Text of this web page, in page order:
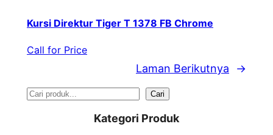
Kursi Direktur Tiger T 1378 FB Chrome
Call for Price
Laman Berikutnya →
S
Cari
Kategori Produk